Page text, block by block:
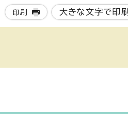
印刷 大きな文字で印刷